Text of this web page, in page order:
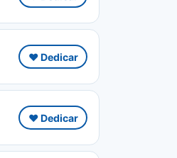
❤️ Dedicar
❤️ Dedicar